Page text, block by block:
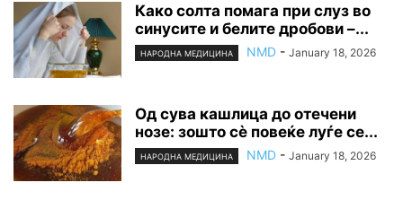
Како солта помага при слуз во
синусите и белите дробови –...
НАРОДНА МЕДИЦИНА NMD - January 18, 2026
Од сува кашлица до отечени
нозе: зошто сè повеќе луѓе се...
НАРОДНА МЕДИЦИНА NMD - January 18, 2026